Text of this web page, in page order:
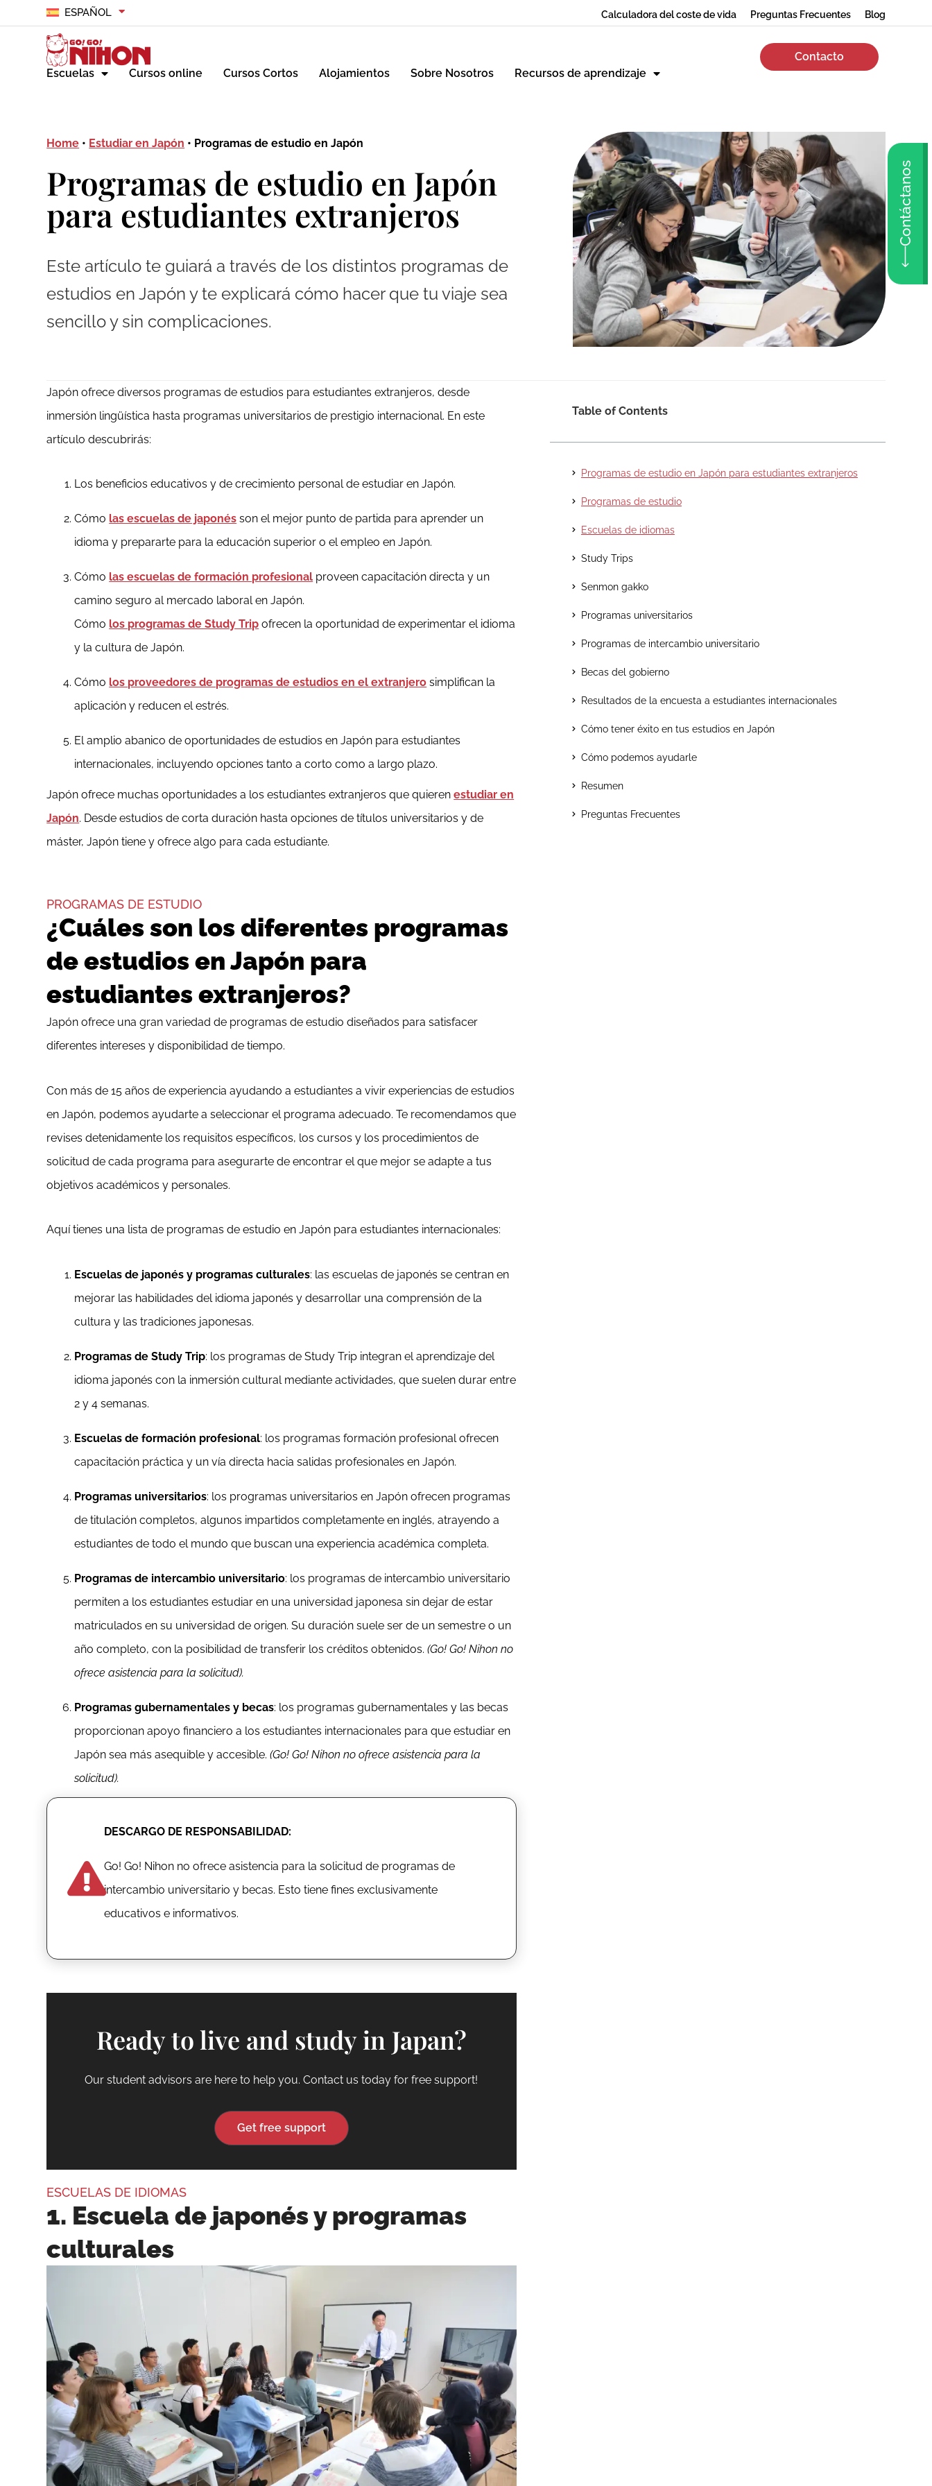
ESPAÑOL Calculadora del coste de vida Preguntas Frecuentes Blog
Escuelas Cursos online Cursos Cortos Alojamientos Sobre Nosotros Recursos de aprendizaje
Contacto
Contáctanos
Home • Estudiar en Japón • Programas de estudio en Japón
Programas de estudio en Japón
para estudiantes extranjeros
Este artículo te guiará a través de los distintos programas de
estudios en Japón y te explicará cómo hacer que tu viaje sea
sencillo y sin complicaciones.
Japón ofrece diversos programas de estudios para estudiantes extranjeros, desde
inmersión lingüística hasta programas universitarios de prestigio internacional. En este
artículo descubrirás:
Los beneficios educativos y de crecimiento personal de estudiar en Japón.
Cómo las escuelas de japonés son el mejor punto de partida para aprender un
idioma y prepararte para la educación superior o el empleo en Japón.
Cómo las escuelas de formación profesional proveen capacitación directa y un
camino seguro al mercado laboral en Japón.
Cómo los programas de Study Trip ofrecen la oportunidad de experimentar el idioma
y la cultura de Japón.
Cómo los proveedores de programas de estudios en el extranjero simplifican la
aplicación y reducen el estrés.
El amplio abanico de oportunidades de estudios en Japón para estudiantes
internacionales, incluyendo opciones tanto a corto como a largo plazo.
Japón ofrece muchas oportunidades a los estudiantes extranjeros que quierenestudiar en
Japón. Desde estudios de corta duración hasta opciones de títulos universitarios y de
máster, Japón tiene y ofrece algo para cada estudiante.
PROGRAMAS DE ESTUDIO
¿Cuáles son los diferentes programas
de estudios en Japón para
estudiantes extranjeros?
Japón ofrece una gran variedad de programas de estudio diseñados para satisfacer
diferentes intereses y disponibilidad de tiempo.
Con más de 15 años de experiencia ayudando a estudiantes a vivir experiencias de estudios
en Japón, podemos ayudarte a seleccionar el programa adecuado. Te recomendamos que
revises detenidamente los requisitos específicos, los cursos y los procedimientos de
solicitud de cada programa para asegurarte de encontrar el que mejor se adapte a tus
objetivos académicos y personales.
Aquí tienes una lista de programas de estudio en Japón para estudiantes internacionales:
Escuelas de japonés y programas culturales: las escuelas de japonés se centran en
mejorar las habilidades del idioma japonés y desarrollar una comprensión de la
cultura y las tradiciones japonesas.
Programas de Study Trip: los programas de Study Trip integran el aprendizaje del
idioma japonés con la inmersión cultural mediante actividades, que suelen durar entre
2 y 4 semanas.
Escuelas de formación profesional: los programas formación profesional ofrecen
capacitación práctica y un vía directa hacia salidas profesionales en Japón.
Programas universitarios: los programas universitarios en Japón ofrecen programas
de titulación completos, algunos impartidos completamente en inglés, atrayendo a
estudiantes de todo el mundo que buscan una experiencia académica completa.
Programas de intercambio universitario: los programas de intercambio universitario
permiten a los estudiantes estudiar en una universidad japonesa sin dejar de estar
matriculados en su universidad de origen. Su duración suele ser de un semestre o un
año completo, con la posibilidad de transferir los créditos obtenidos.(Go! Go! Nihon no
ofrece asistencia para la solicitud).
Programas gubernamentales y becas: los programas gubernamentales y las becas
proporcionan apoyo financiero a los estudiantes internacionales para que estudiar en
Japón sea más asequible y accesible.(Go! Go! Nihon no ofrece asistencia para la
solicitud).
DESCARGO DE RESPONSABILIDAD:
Go! Go! Nihon no ofrece asistencia para la solicitud de programas de
intercambio universitario y becas. Esto tiene fines exclusivamente
educativos e informativos.
Ready to live and study in Japan?
Our student advisors are here to help you. Contact us today for free support!
Get free support
ESCUELAS DE IDIOMAS
1. Escuela de japonés y programas
culturales
Table of Contents
Programas de estudio en Japón para estudiantes extranjeros
Programas de estudio
Escuelas de idiomas
Study Trips
Senmon gakko
Programas universitarios
Programas de intercambio universitario
Becas del gobierno
Resultados de la encuesta a estudiantes internacionales
Cómo tener éxito en tus estudios en Japón
Cómo podemos ayudarle
Resumen
Preguntas Frecuentes